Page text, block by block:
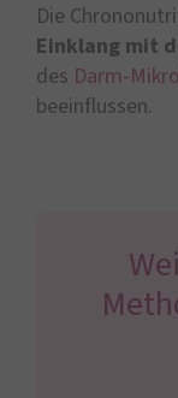
Die
Einklang mit
des Darm-
beeinflussen.